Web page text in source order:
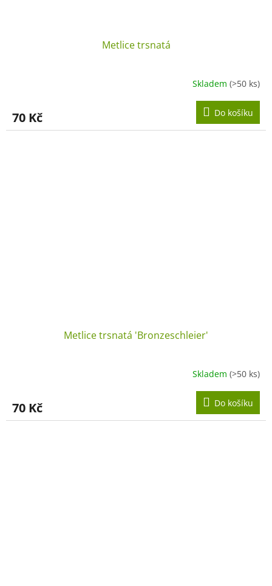
Metlice trsnatá
Skladem (>50 ks)
70 Kč Do košíku
Metlice trsnatá 'Bronzeschleier'
Skladem (>50 ks)
70 Kč Do košíku